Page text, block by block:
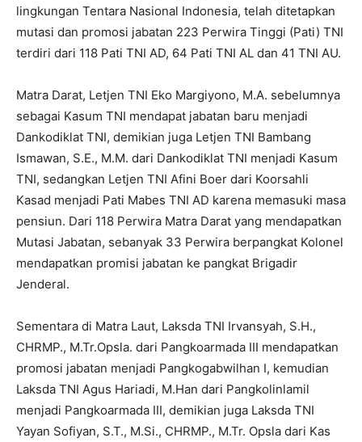
lingkungan Tentara Nasional Indonesia, telah ditetapkan
mutasi dan promosi jabatan 223 Perwira Tinggi (Pati) TNI
terdiri dari 118 Pati TNI AD, 64 Pati TNI AL dan 41 TNI AU.
Matra Darat, Letjen TNI Eko Margiyono, M.A. sebelumnya
sebagai Kasum TNI mendapat jabatan baru menjadi
Dankodiklat TNI, demikian juga Letjen TNI Bambang
Ismawan, S.E., M.M. dari Dankodiklat TNI menjadi Kasum
TNI, sedangkan Letjen TNI Afini Boer dari Koorsahli
Kasad menjadi Pati Mabes TNI AD karena memasuki masa
pensiun. Dari 118 Perwira Matra Darat yang mendapatkan
Mutasi Jabatan, sebanyak 33 Perwira berpangkat Kolonel
mendapatkan promisi jabatan ke pangkat Brigadir
Jenderal.
Sementara di Matra Laut, Laksda TNI Irvansyah, S.H.,
CHRMP., M.Tr.Opsla. dari Pangkoarmada III mendapatkan
promosi jabatan menjadi Pangkogabwilhan I, kemudian
Laksda TNI Agus Hariadi, M.Han dari Pangkolinlamil
menjadi Pangkoarmada III, demikian juga Laksda TNI
Yayan Sofiyan, S.T., M.Si., CHRMP., M.Tr. Opsla dari Kas